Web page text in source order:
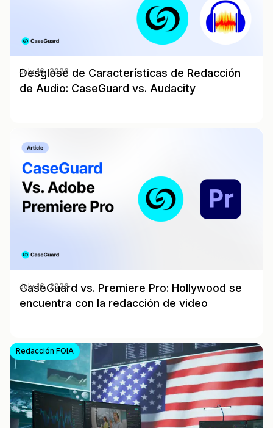
Desglose de Características de Redacción
de Audio: CaseGuard vs. Audacity
July 16, 2026
CaseGuard vs. Premiere Pro: Hollywood se
encuentra con la redacción de video
July 16, 2026
Redacción FOIA